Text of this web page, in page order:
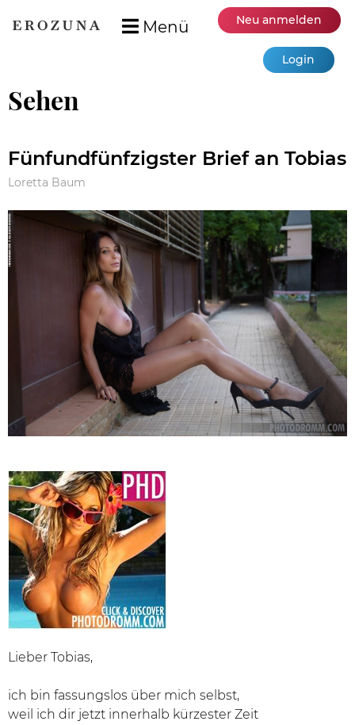
Menü Neu anmelden
Login
Sehen
Fünfundfünfzigster Brief an Tobias
Loretta Baum
Lieber Tobias,
ich bin fassungslos über mich selbst,
weil ich dir jetzt innerhalb kürzester Zeit